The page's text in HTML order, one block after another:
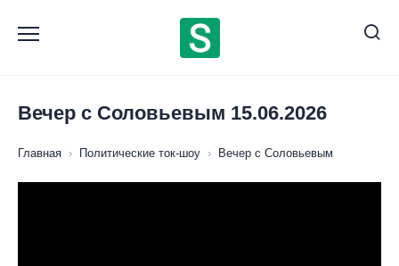
содержанию
Вечер с Соловьевым 15.06.2026
Главная › Политические ток-шоу › Вечер с Соловьевым